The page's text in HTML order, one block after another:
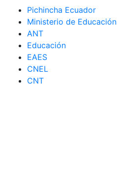
Pichincha Ecuador
Ministerio de Educación
ANT
Educación
EAES
CNEL
CNT